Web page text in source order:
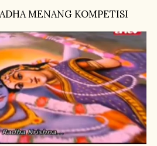
MENANG KOMPETISI